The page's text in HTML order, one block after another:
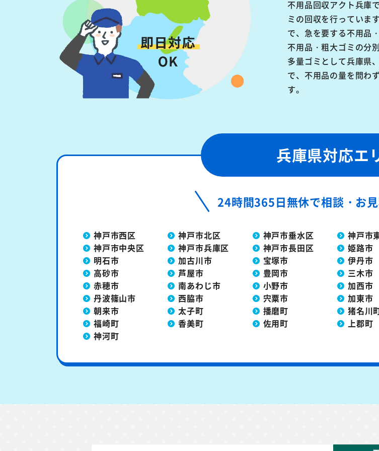
不用品回収アクト兵庫
ミの回収を行っていま
で、急を要する不用品
不用品・粗大ゴミの分
多量ゴミとして兵庫県
で、不用品の量を問わ
す。
兵庫県対応エ
24時間365日無休で相談・お
神戸市西区 神戸市北区 神戸市垂水区 神戸市
神戸市中央区
神戸市兵庫区 神戸市長田区 姫路市
明石市
加古川市 宝塚市 伊丹市
高砂市
芦屋市 豊岡市 三木市
赤穂市
南あわじ市 小野市 加西市
丹波篠山市
西脇市 宍粟市 加東市
朝来市
太子町 播磨町 猪名川
福崎町
香美町 佐用町 上郡町
神河町